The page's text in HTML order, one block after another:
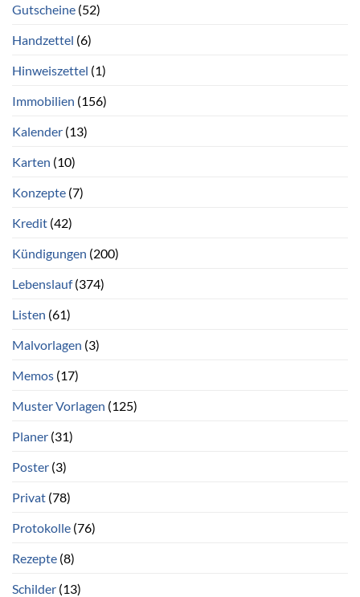
Gutscheine (52)
Handzettel (6)
Hinweiszettel (1)
Immobilien (156)
Kalender (13)
Karten (10)
Konzepte (7)
Kredit (42)
Kündigungen (200)
Lebenslauf(374)
Listen (61)
Malvorlagen (3)
Memos (17)
Muster Vorlagen (125)
Planer (31)
Poster (3)
Privat (78)
Protokolle (76)
Rezepte (8)
Schilder (13)